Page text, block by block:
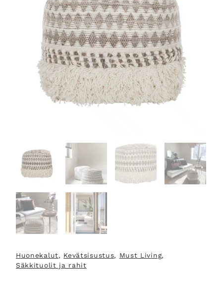
Huonekalut, Kevätsisustus, Must Living
Säkkituolit ja rahit